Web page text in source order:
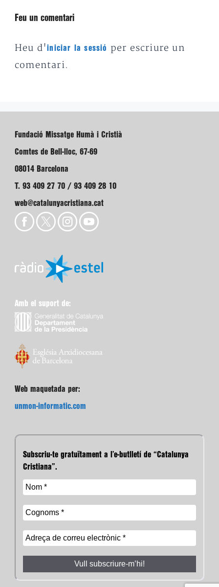
Feu un comentari
Heu d'iniciar la sessió
per escriure un
comentari.
Fundació Missatge Humà i Cristià
Comtes de Bell-lloc, 67-69
08014 Barcelona
T. 93 409 27 70 / 93 409 28 10
web@catalunyacristiana.cat
Amb el suport de:
Web maquetada per:
unmon-informatic.com
Subscriu-te gratuïtament a l’e-butlletí de “Catalunya
Cristiana”.